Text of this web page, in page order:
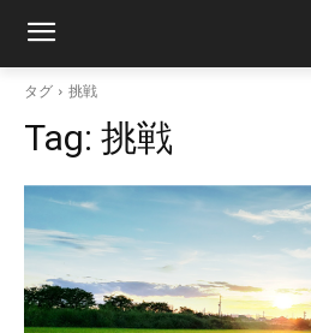
タグ 挑戦
Tag: 挑戦